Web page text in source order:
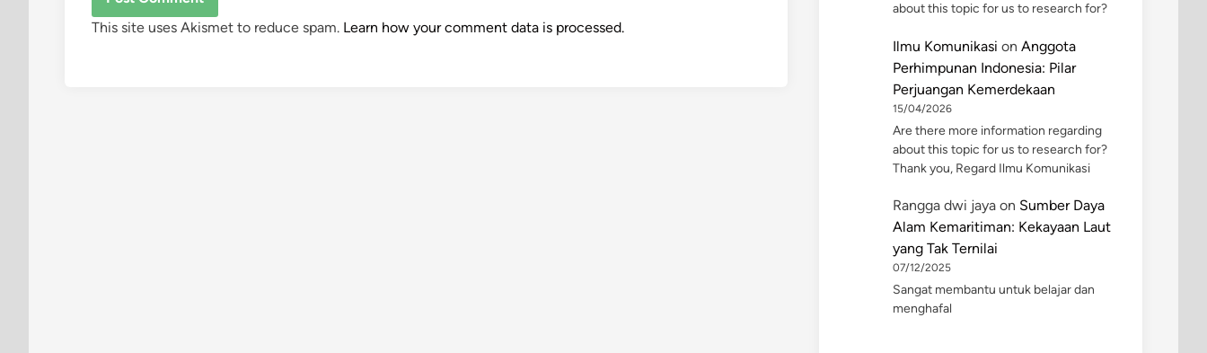
This site uses Akismet to reduce spam. Learn how your comment data is processed.
about this topic for us to research for?
Ilmu Komunikasi on Anggota
Perhimpunan Indonesia: Pilar
Perjuangan Kemerdekaan
15/04/2026
Are there more information regarding
about this topic for us to research for?
Thank you, Regard Ilmu Komunikasi
Rangga dwi jaya on Sumber Daya
Alam Kemaritiman: Kekayaan Laut
yang Tak Ternilai
07/12/2025
Sangat membantu untuk belajar dan
menghafal